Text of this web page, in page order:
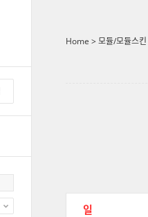
Home >모듈/모듈스킨
일